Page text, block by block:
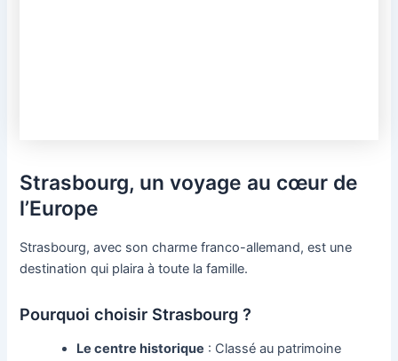
Strasbourg, un voyage au cœur de
l’Europe
Strasbourg, avec son charme franco-allemand, est une
destination qui plaira à toute la famille.
Pourquoi choisir Strasbourg ?
Le centre historique : Classé au patrimoine